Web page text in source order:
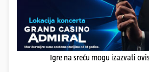
Igre na sreću mogu izazvati